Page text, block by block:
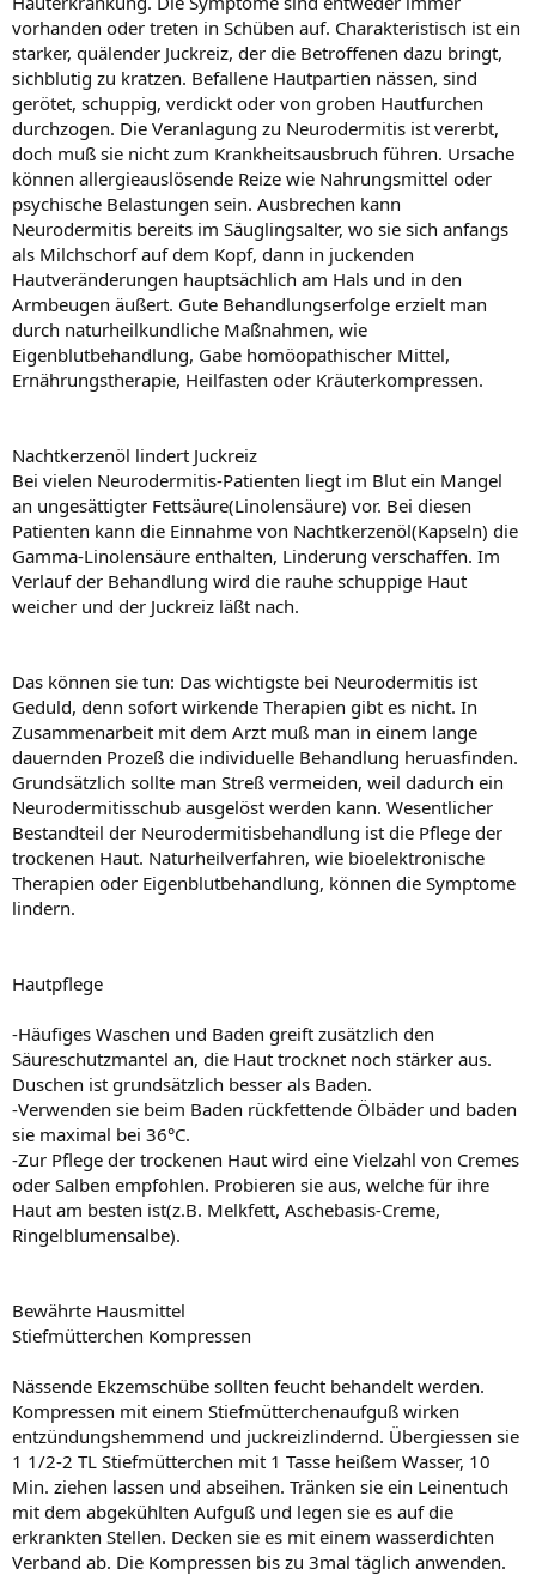
vorhanden oder treten in Schüben auf. Charakteristisch ist ein
starker, quälender Juckreiz, der die Betroffenen dazu bringt,
sichblutig zu kratzen. Befallene Hautpartien nässen, sind
gerötet, schuppig, verdickt oder von groben Hautfurchen
durchzogen. Die Veranlagung zu Neurodermitis ist vererbt,
doch muß sie nicht zum Krankheitsausbruch führen. Ursache
können allergieauslösende Reize wie Nahrungsmittel oder
psychische Belastungen sein. Ausbrechen kann
Neurodermitis bereits im Säuglingsalter, wo sie sich anfangs
als Milchschorf auf dem Kopf, dann in juckenden
Hautveränderungen hauptsächlich am Hals und in den
Armbeugen äußert. Gute Behandlungserfolge erzielt man
durch naturheilkundliche Maßnahmen, wie
Eigenblutbehandlung, Gabe homöopathischer Mittel,
Ernährungstherapie, Heilfasten oder Kräuterkompressen.
Nachtkerzenöl lindert Juckreiz
Bei vielen Neurodermitis-Patienten liegt im Blut ein Mangel
an ungesättigter Fettsäure(Linolensäure) vor. Bei diesen
Patienten kann die Einnahme von Nachtkerzenöl(Kapseln) die
Gamma-Linolensäure enthalten, Linderung verschaffen. Im
Verlauf der Behandlung wird die rauhe schuppige Haut
weicher und der Juckreiz läßt nach.
Das können sie tun: Das wichtigste bei Neurodermitis ist
Geduld, denn sofort wirkende Therapien gibt es nicht. In
Zusammenarbeit mit dem Arzt muß man in einem lange
dauernden Prozeß die individuelle Behandlung heruasfinden.
Grundsätzlich sollte man Streß vermeiden, weil dadurch ein
Neurodermitisschub ausgelöst werden kann. Wesentlicher
Bestandteil der Neurodermitisbehandlung ist die Pflege der
trockenen Haut. Naturheilverfahren, wie bioelektronische
Therapien oder Eigenblutbehandlung, können die Symptome
lindern.
Hautpflege
-Häufiges Waschen und Baden greift zusätzlich den
Säureschutzmantel an, die Haut trocknet noch stärker aus.
Duschen ist grundsätzlich besser als Baden.
-Verwenden sie beim Baden rückfettende Ölbäder und baden
sie maximal bei 36°C.
-Zur Pflege der trockenen Haut wird eine Vielzahl von Cremes
oder Salben empfohlen. Probieren sie aus, welche für ihre
Haut am besten ist(z.B. Melkfett, Aschebasis-Creme,
Ringelblumensalbe).
Bewährte Hausmittel
Stiefmütterchen Kompressen
Nässende Ekzemschübe sollten feucht behandelt werden.
Kompressen mit einem Stiefmütterchenaufguß wirken
entzündungshemmend und juckreizlindernd. Übergiessen sie
1 1/2-2 TL Stiefmütterchen mit 1 Tasse heißem Wasser, 10
Min. ziehen lassen und abseihen. Tränken sie ein Leinentuch
mit dem abgekühlten Aufguß und legen sie es auf die
erkrankten Stellen. Decken sie es mit einem wasserdichten
Verband ab. Die Kompressen bis zu 3mal täglich anwenden.